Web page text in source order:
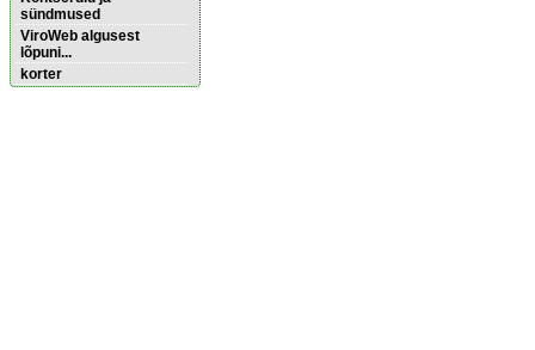
sündmused
ViroWeb algusest
lõpuni...
korter